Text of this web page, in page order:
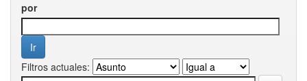
por
Filtros actuales: